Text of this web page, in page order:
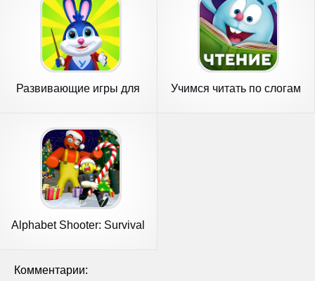
Развивающие игры для
Учимся читать по слогам
Alphabet Shooter: Survival
Комментарии: